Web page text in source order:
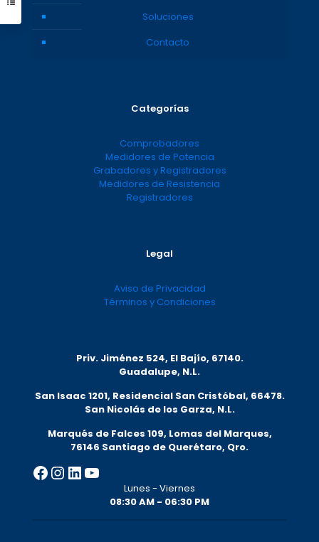
Soluciones
Contacto
Categorías
Comprobadores
Medidores de Potencia
Grabadores y Registradores
Medidores de Resistencia
Registradores
Legal
Aviso de Privacidad
Términos y Condiciones
Priv. Jiménez 524, El Bajío, 67140.
Guadalupe, N.L.
San Isaac 1201, Residencial San Cristóbal, 66478.
San Nicolás de los Garza, N.L.
Marqués de Falces 109, Lomas del Marques,
76146 Santiago de Querétaro, Qro.
Facebook
Instagram
LinkedIn
YouTube
Lunes - Viernes
08:30 AM - 06:30 PM